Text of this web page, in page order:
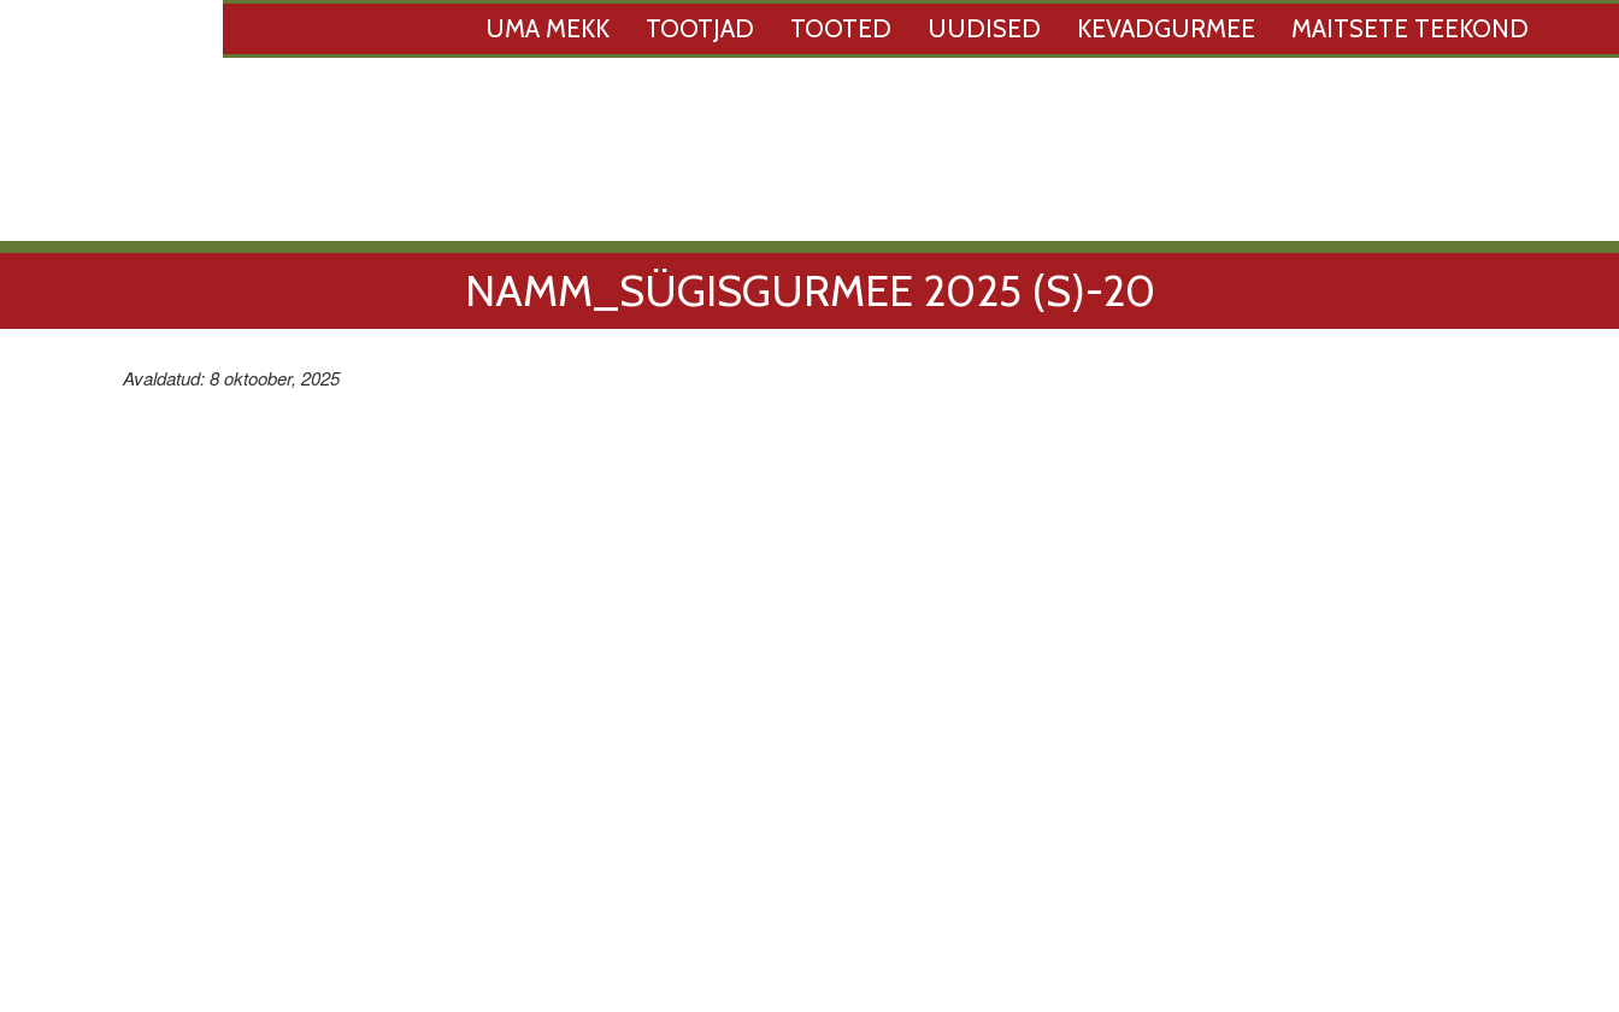
UMA MEKK TOOTJAD TOOTED UUDISED KEVADGURMEE MAITSETE TEEKOND
NAMM_SÜGISGURMEE 2025 (S)-20
Avaldatud: 8 oktoober, 2025